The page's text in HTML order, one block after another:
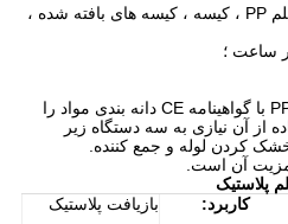
مواد اولیه مناسب: پلی اتیلن ، فیلم PP ، کیسه ، کیسه های بافته شده ،
فشرده کننده فیلم پلاستیکی PP PE با گواهینامه CE دانه بندی مواد را
از آن نیازی به سه دستگاه زیر
کردن لوله و جمع کننده.
آن است.
پلاستیک
کاربرد: بازیافت پلاستیک